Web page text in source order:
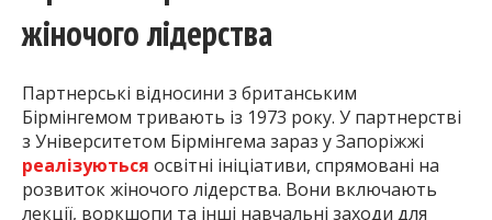
жіночого лідерства
Партнерські відносини з британським
Бірмінгемом тривають із 1973 року. У партнерстві
з Університетом Бірмінгема зараз у Запоріжжі
реалізуються освітні ініціативи, спрямовані на
розвиток жіночого лідерства. Вони включають
лекції, воркшопи та інші навчальні заходи для